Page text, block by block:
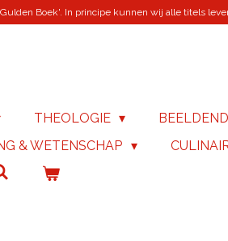
Boek'. In principe kunnen wij alle titels
THEOLOGIE
& WETENSCHAP